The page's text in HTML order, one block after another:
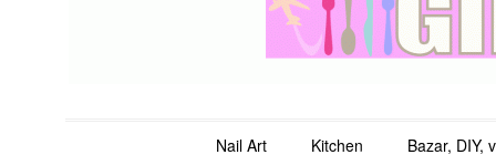
Nail Art Kitchen Bazar, DIY,